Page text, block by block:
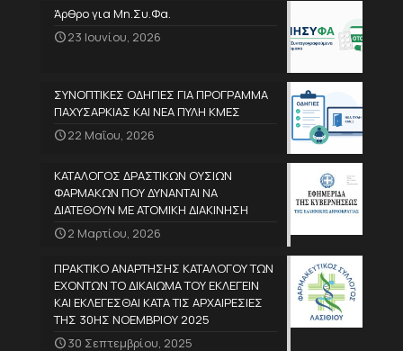
Άρθρο για Μη.Συ.Φα.
23 Ιουνίου, 2026
ΣΥΝΟΠΤΙΚΕΣ ΟΔΗΓΙΕΣ ΓΙΑ ΠΡΟΓΡΑΜΜΑ
ΠΑΧΥΣΑΡΚΙΑΣ ΚΑΙ ΝΕΑ ΠΥΛΗ ΚΜΕΣ
22 Μαΐου, 2026
ΚΑΤΑΛΟΓΟΣ ΔΡΑΣΤΙΚΩΝ ΟΥΣΙΩΝ
ΦΑΡΜΑΚΩΝ ΠΟΥ ΔΥΝΑΝΤΑΙ ΝΑ
ΔΙΑΤΕΘΟΥΝ ΜΕ ΑΤΟΜΙΚΗ ΔΙΑΚΙΝΗΣΗ
2 Μαρτίου, 2026
ΠΡΑΚΤΙΚΟ ΑΝΑΡΤΗΣΗΣ ΚΑΤΑΛΟΓΟΥ ΤΩΝ
ΕΧΟΝΤΩΝ ΤΟ ΔΙΚΑΙΩΜΑ ΤΟΥ ΕΚΛΕΓΕΙΝ
ΚΑΙ ΕΚΛΕΓΕΣΘΑΙ ΚΑΤΑ ΤΙΣ ΑΡΧΑΙΡΕΣΙΕΣ
ΤΗΣ 30ΗΣ ΝΟΕΜΒΡΙΟΥ 2025
30 Σεπτεμβρίου, 2025